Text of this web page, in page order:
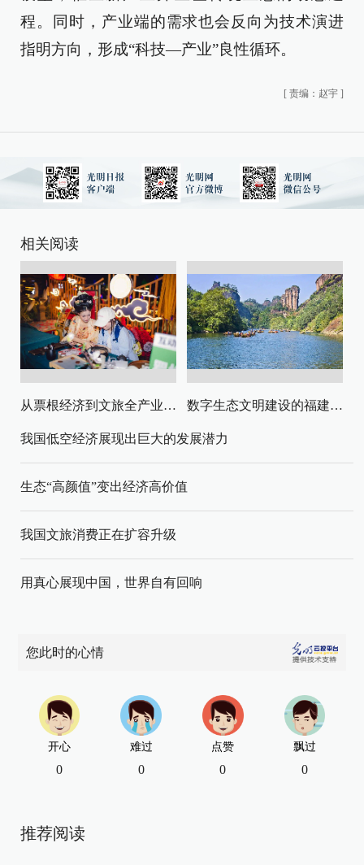
程。同时，产业端的需求也会反向为技术演进
指明方向，形成“科技—产业”良性循环。
[ 责编：赵宇 ]
相关阅读
从票根经济到文旅全产业链升级 数字生态文明建设的福建路径与启示
我国低空经济展现出巨大的发展潜力
生态“高颜值”变出经济高价值
我国文旅消费正在扩容升级
用真心展现中国，世界自有回响
您此时的心情
开心
0
难过
0
点赞
0
飘过
0
推荐阅读